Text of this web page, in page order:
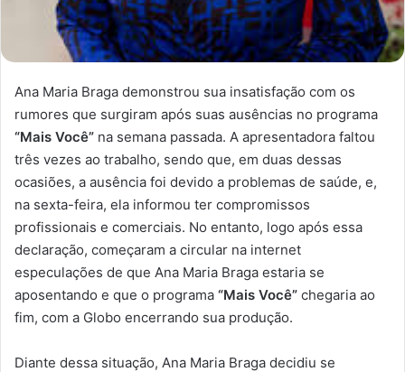
Ana Maria Braga demonstrou sua insatisfação com os
rumores que surgiram após suas ausências no programa
“Mais Você” na semana passada. A apresentadora faltou
três vezes ao trabalho, sendo que, em duas dessas
ocasiões, a ausência foi devido a problemas de saúde, e,
na sexta-feira, ela informou ter compromissos
profissionais e comerciais. No entanto, logo após essa
declaração, começaram a circular na internet
especulações de que Ana Maria Braga estaria se
aposentando e que o programa “Mais Você” chegaria ao
fim, com a Globo encerrando sua produção.
Diante dessa situação, Ana Maria Braga decidiu se